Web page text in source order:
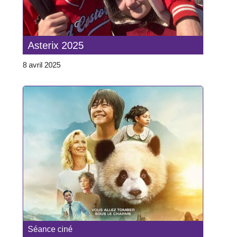
Asterix 2025
8 avril 2025
Séance ciné